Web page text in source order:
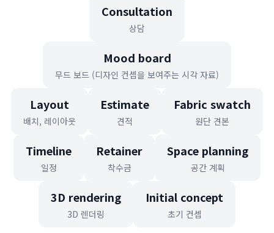
Consultation
상담
Mood board
무드 보드 (디자인 컨셉을 보여주는 시각 자료)
Layout
배치, 레이아웃
Estimate
견적
Fabric swatch
원단 견본
Timeline
일정
Retainer
착수금
Space planning
공간 계획
3D rendering
3D 렌더링
Initial concept
초기 컨셉